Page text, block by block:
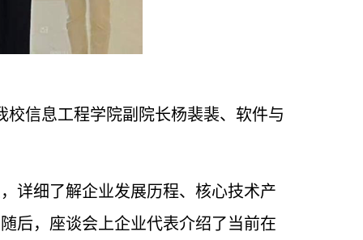
信息工程学院副院长杨裴裴、软件与
详细了解企业发展历程、核心技术产
后，座谈会上企业代表介绍了当前在